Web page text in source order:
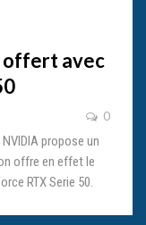
offert avec
0
propose un
offre en effet le
RTX Serie 50.